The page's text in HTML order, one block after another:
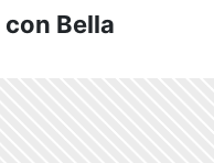
Bella